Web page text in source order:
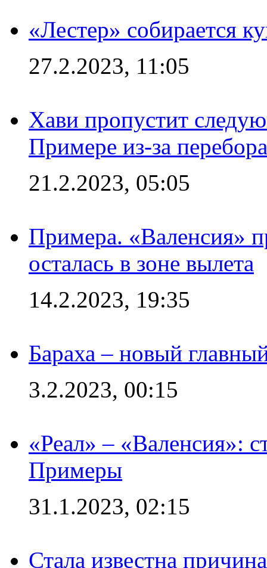
«Лестер» собирается
27.2.2023, 11:05
Хави пропустит
Примере из-за
21.2.2023, 05:05
Примера. «Валенсия»
осталась в зоне вылета
14.2.2023, 19:35
Бараха – новый
3.2.2023, 00:15
«Реал» – «Валенсия»:
Примеры
31.1.2023, 02:15
Стала известна